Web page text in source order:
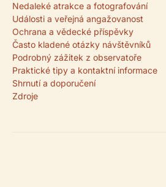
Nedaleké atrakce a fotografování
Události a veřejná angažovanost
Ochrana a vědecké příspěvky
Často kladené otázky návštěvníků
Podrobný zážitek z observatoře
Praktické tipy a kontaktní informace
Shrnutí a doporučení
Zdroje